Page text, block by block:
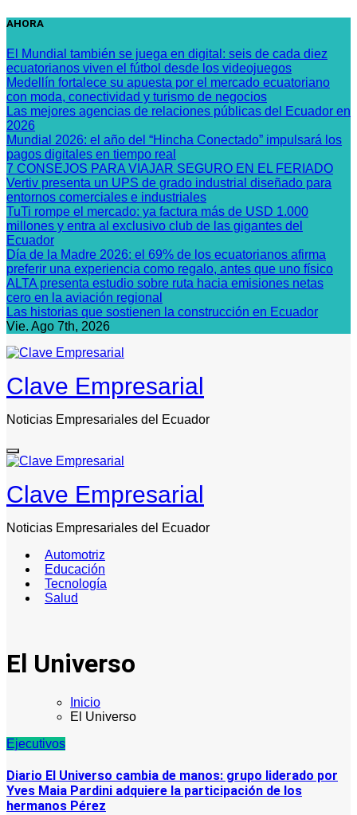
Saltar
contenido
AHORA
El Mundial también se juega en digital: seis de cada diez
ecuatorianos viven el fútbol desde los videojuegos
Medellín fortalece su apuesta por el mercado ecuatoriano
con moda, conectividad y turismo de negocios
Las mejores agencias de relaciones públicas del Ecuador en
2026
Mundial 2026: el año del “Hincha Conectado” impulsará los
pagos digitales en tiempo real
7 CONSEJOS PARA VIAJAR SEGURO EN EL FERIADO
Vertiv presenta un UPS de grado industrial diseñado para
entornos comerciales e industriales
TuTi rompe el mercado: ya factura más de USD 1.000
millones y entra al exclusivo club de las gigantes del
Ecuador
Día de la Madre 2026: el 69% de los ecuatorianos afirma
preferir una experiencia como regalo, antes que uno físico
ALTA presenta estudio sobre ruta hacia emisiones netas
cero en la aviación regional
Las historias que sostienen la construcción en Ecuador
Vie. Ago 7th, 2026
Clave Empresarial
Noticias Empresariales del Ecuador
Clave Empresarial
Noticias Empresariales del Ecuador
Automotriz
Educación
Tecnología
Salud
El Universo
Inicio
El Universo
Ejecutivos
Diario El Universo cambia de manos: grupo liderado por
Yves Maia Pardini adquiere la participación de los
hermanos Pérez